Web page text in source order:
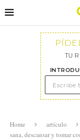
TU
Home artículo
sana, descansar y tomar